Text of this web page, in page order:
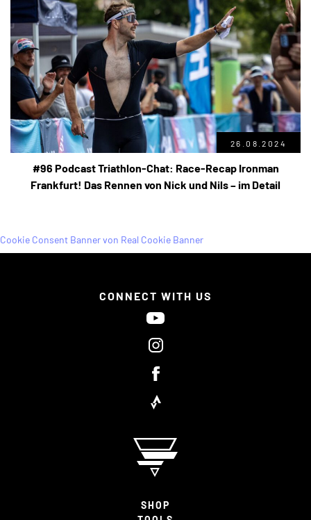
26.08.2024
#96 Podcast Triathlon-Chat: Race-Recap Ironman
Frankfurt! Das Rennen von Nick und Nils – im Detail
CONNECT WITH US
SHOP
Cookie Consent Banner von Real Cookie Banner